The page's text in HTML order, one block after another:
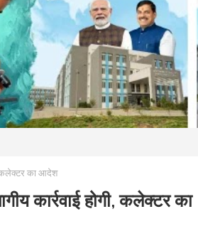
कलेक्टर का आदेश
कार्रवाई होगी, कलेक्टर का